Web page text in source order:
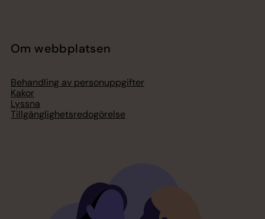
Om webbplatsen
Behandling av personuppgifter
Kakor
Lyssna
Tillgänglighetsredogörelse